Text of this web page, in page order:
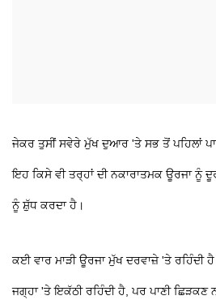
ਜੇਕਰ ਤੁਸੀਂ ਸਵੇਰੇ ਮੁੱਖ ਦੁਆਰ 'ਤੇ ਸਭ ਤੋਂ ਪਹਿਲਾਂ
ਇਹ ਕਿਸੇ ਵੀ ਤਰ੍ਹਾਂ ਦੀ ਨਕਾਰਾਤਮਕ ਊਰਜਾ
ਨੂੰ ਸ਼ੁੱਧ ਕਰਦਾ ਹੈ।
ਕਈ ਵਾਰ ਮਾੜੀ ਊਰਜਾ ਮੁੱਖ ਦਰਵਾਜ਼ੇ 'ਤੇ
ਜਗ੍ਹਾ 'ਤੇ ਇਕੱਠੀ ਰਹਿੰਦੀ ਹੈ, ਪਰ ਪਾਣੀ